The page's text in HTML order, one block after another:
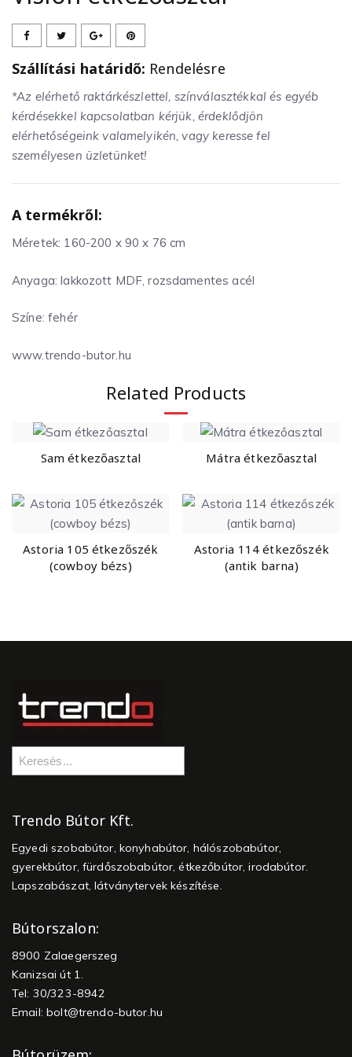
Szállítási határidő: Rendelésre
*Az elérhető raktárkészlettel, színválasztékkal és egyéb
kérdésekkel kapcsolatban kérjük, érdeklődjön
elérhetőségeink valamelyikén, vagy keresse fel
személyesen üzletünket!
A termékről:
Méretek: 160-200 x 90 x 76 cm
Anyaga: lakkozott MDF, rozsdamentes acél
Színe: fehér
www.trendo-butor.hu
Related Products
Sam étkezőasztal Mátra étkezőasztal
Astoria 105 étkezőszék
(cowboy bézs)
Astoria 114 étkezőszék
(antik barna)
Trendo Bútor Kft.
Egyedi szobabútor, konyhabútor, hálószobabútor,
gyerekbútor, fürdőszobabútor, étkezőbútor, irodabútor.
Lapszabászat, látványtervek készítése.
Bútorszalon:
8900 Zalaegerszeg
Kanizsai út 1.
Tel: 30/323-8942
Email:bolt@trendo-butor.hu